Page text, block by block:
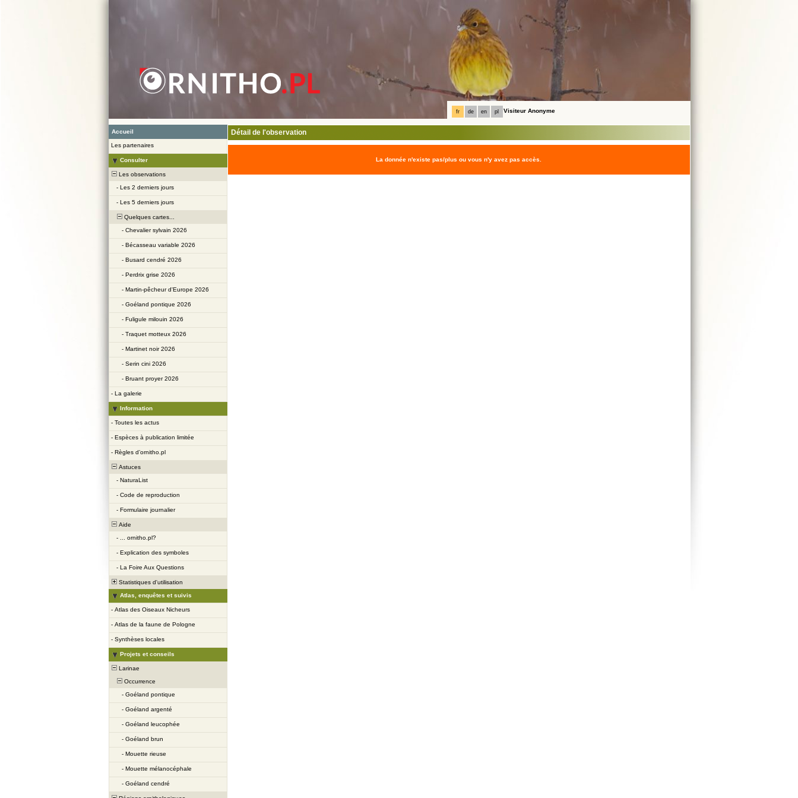
fr de en pl Visiteur Anonyme
Accueil
Les partenaires
Consulter
Les observations
- Les 2 derniers jours
- Les 5 derniers jours
Quelques cartes...
- Chevalier sylvain 2026
- Bécasseau variable 2026
- Busard cendré 2026
- Perdrix grise 2026
- Martin-pêcheur d'Europe 2026
- Goéland pontique 2026
- Fuligule milouin 2026
- Traquet motteux 2026
- Martinet noir 2026
- Serin cini 2026
- Bruant proyer 2026
- La galerie
Information
- Toutes les actus
- Espèces à publication limitée
- Règles d’ornitho.pl
Astuces
- NaturaList
- Code de reproduction
- Formulaire journalier
Aide
-
... ornitho.pl?
- Explication des symboles
- La Foire Aux Questions
Statistiques d'utilisation
Atlas, enquêtes et suivis
- Atlas des Oiseaux Nicheurs
- Atlas de la faune de Pologne
- Synthèses locales
Projets et conseils
Larinae
Occurrence
- Goéland pontique
- Goéland argenté
- Goéland leucophée
- Goéland brun
- Mouette rieuse
- Mouette mélanocéphale
- Goéland cendré
Détail de l'observation
La donnée n'existe pas/plus ou vous n'y avez pas accès.